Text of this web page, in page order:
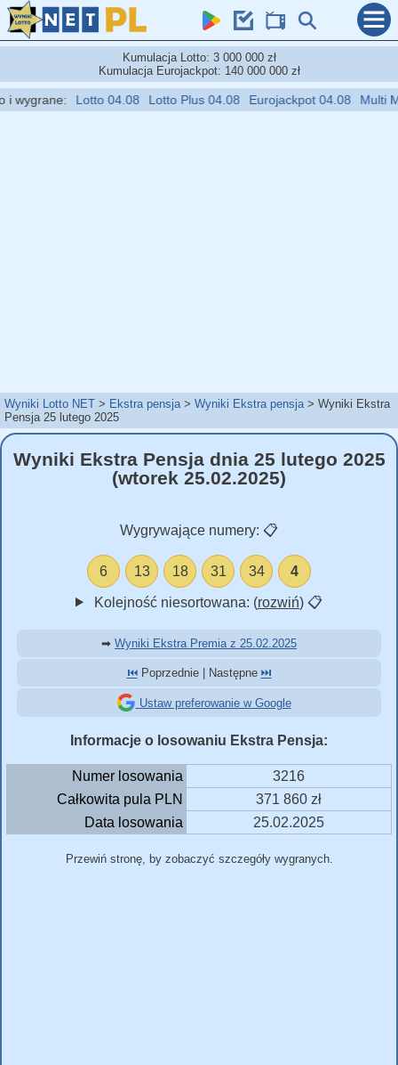
Kumulacja Lotto: 3 000 000 zł
Kumulacja Eurojackpot: 140 000 000 zł
Lotto 04.08 Lotto Plus 04.08 Eurojackpot 04.08 Multi
Wyniki Lotto NET Ekstra pensja Wyniki Ekstra pensja
Wyniki Ekstra
Pensja 25 lutego 2025
Wyniki Ekstra Pensja dnia 25 lutego 2025
(wtorek 25.02.2025)
Wygrywające numery: 📋
6 13 18 31 34 4
Kolejność niesortowana: (rozwiń) 📋
➡ Wyniki Ekstra Premia z 25.02.2025
⏮️Poprzednie | Następne ⏭️
Ustaw preferowanie w Google
Informacje o losowaniu Ekstra Pensja:
Numer losowania
3216
Całkowita pula PLN
371 860 zł
Data losowania
25.02.2025
Przewiń stronę, by zobaczyć szczegóły wygranych.